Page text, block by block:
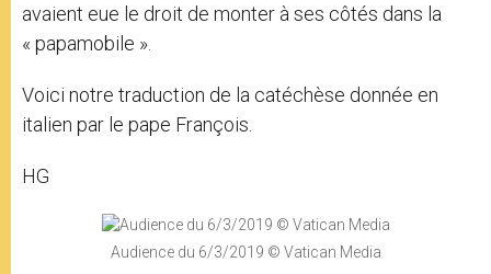
avaient eue le droit de monter à ses côtés dans la
« papamobile ».
Voici notre traduction de la catéchèse donnée en
italien par le pape François.
HG
Audience du 6/3/2019 © Vatican Media